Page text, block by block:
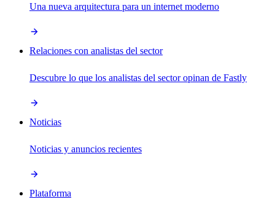
Una nueva arquitectura para un internet moderno
Relaciones con analistas del sector
Descubre lo que los analistas del sector opinan de Fastly
Noticias
Noticias y anuncios recientes
Plataforma